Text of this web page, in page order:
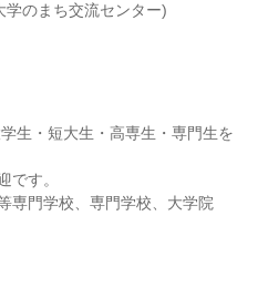
学のまち交流センター)
生・短大生・高専生・専門生を
です。
専門学校、専門学校、大学院